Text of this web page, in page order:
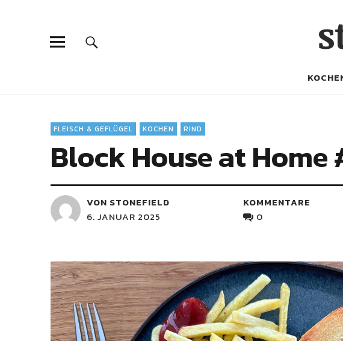
FLEISCH & GEFLÜGEL KOCHEN RIND
Block House at Home
VON STONEFIELD
6. JANUAR 2025
KOMMENTARE
0